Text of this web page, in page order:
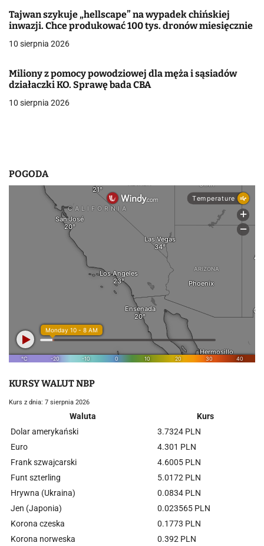
w
p
s
u
Tajwan szykuje „hellscape” na wypadek chińskiej
inwazji. Chce produkować 100 tys. dronów miesięcznie
10 sierpnia 2026
Miliony z pomocy powodziowej dla męża i sąsiadów
działaczki KO. Sprawę bada CBA
10 sierpnia 2026
POGODA
KURSY WALUT NBP
Kurs z dnia: 7 sierpnia 2026
Waluta
Kurs
Dolar amerykański
3.7324 PLN
Euro
4.301 PLN
Frank szwajcarski
4.6005 PLN
Funt szterling
5.0172 PLN
Hrywna (Ukraina)
0.0834 PLN
Jen (Japonia)
0.023565 PLN
Korona czeska
0.1773 PLN
Korona norweska
0.392 PLN